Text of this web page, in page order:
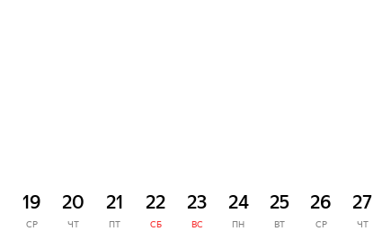
19
СР
20
ЧТ
21
ПТ
22
СБ
23
ВС
24
ПН
25
ВТ
26
СР
27
ЧТ